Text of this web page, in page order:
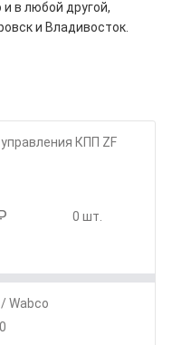
в любой другой,
и Владивосток.
КПП ZF
0 шт.
Wabco